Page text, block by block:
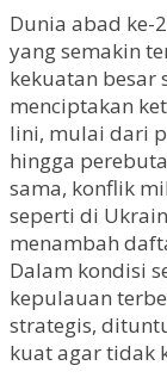
Dunia abad ke-
yang semakin
kekuatan besar
menciptakan
lini, mulai dari
hingga
sama, konflik
seperti di
menambah
Dalam kondisi
kepulauan
strategis,
kuat agar tidak